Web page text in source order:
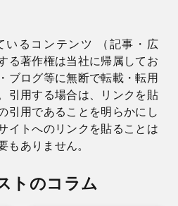
いるコンテンツ （記事・広
る著作権は当社に帰属してお
ブログ等に無断で転載・転用
引用する場合は、リンクを貼
引用であることを明らかにし
イトへのリンクを貼ることは
もありません。
トのコラム